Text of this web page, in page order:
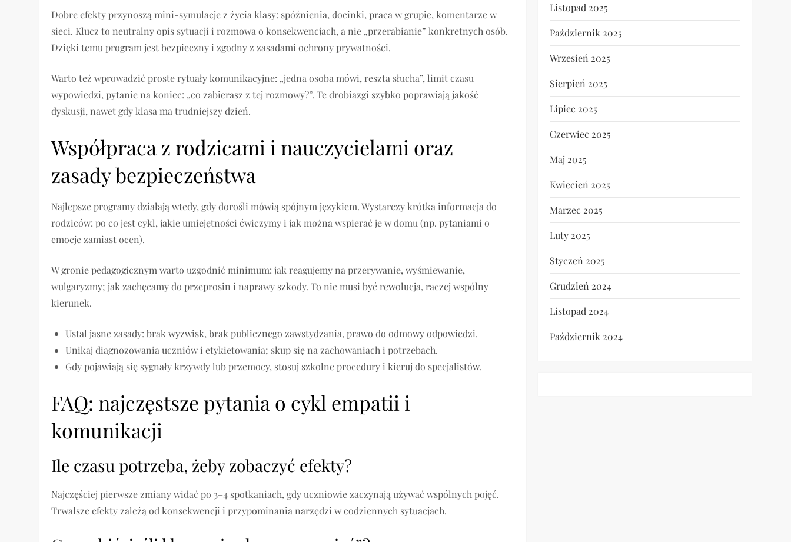
Dobre efekty przynoszą mini-symulacje z życia klasy: spóźnienia, docinki, praca w grupie, komentarze w
sieci. Klucz to neutralny opis sytuacji i rozmowa o konsekwencjach, a nie „przerabianie” konkretnych osób.
Dzięki temu program jest bezpieczny i zgodny z zasadami ochrony prywatności.
Warto też wprowadzić proste rytuały komunikacyjne: „jedna osoba mówi, reszta słucha”, limit czasu
wypowiedzi, pytanie na koniec: „co zabierasz z tej rozmowy?”. Te drobiazgi szybko poprawiają jakość
dyskusji, nawet gdy klasa ma trudniejszy dzień.
Współpraca z rodzicami i nauczycielami oraz
zasady bezpieczeństwa
Najlepsze programy działają wtedy, gdy dorośli mówią spójnym językiem. Wystarczy krótka informacja do
rodziców: po co jest cykl, jakie umiejętności ćwiczymy i jak można wspierać je w domu (np. pytaniami o
emocje zamiast ocen).
W gronie pedagogicznym warto uzgodnić minimum: jak reagujemy na przerywanie, wyśmiewanie,
wulgaryzmy; jak zachęcamy do przeprosin i naprawy szkody. To nie musi być rewolucja, raczej wspólny
kierunek.
Ustal jasne zasady: brak wyzwisk, brak publicznego zawstydzania, prawo do odmowy odpowiedzi.
Unikaj diagnozowania uczniów i etykietowania; skup się na zachowaniach i potrzebach.
Gdy pojawiają się sygnały krzywdy lub przemocy, stosuj szkolne procedury i kieruj do specjalistów.
FAQ: najczęstsze pytania o cykl empatii i
komunikacji
Ile czasu potrzeba, żeby zobaczyć efekty?
Najczęściej pierwsze zmiany widać po 3–4 spotkaniach, gdy uczniowie zaczynają używać wspólnych pojęć.
Trwalsze efekty zależą od konsekwencji i przypominania narzędzi w codziennych sytuacjach.
Listopad 2025
Październik 2025
Wrzesień 2025
Sierpień 2025
Lipiec 2025
Czerwiec 2025
Maj 2025
Kwiecień 2025
Marzec 2025
Luty 2025
Styczeń 2025
Grudzień 2024
Listopad 2024
Październik 2024